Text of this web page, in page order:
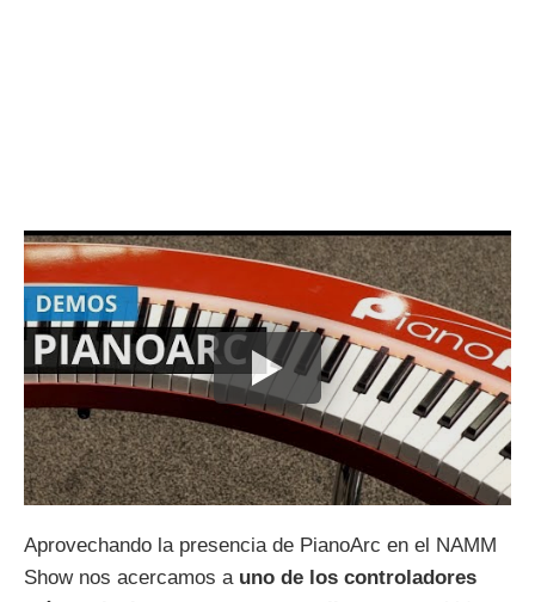
Aprovechando la presencia de PianoArc en el NAMM
Show nos acercamos a uno de los controladores